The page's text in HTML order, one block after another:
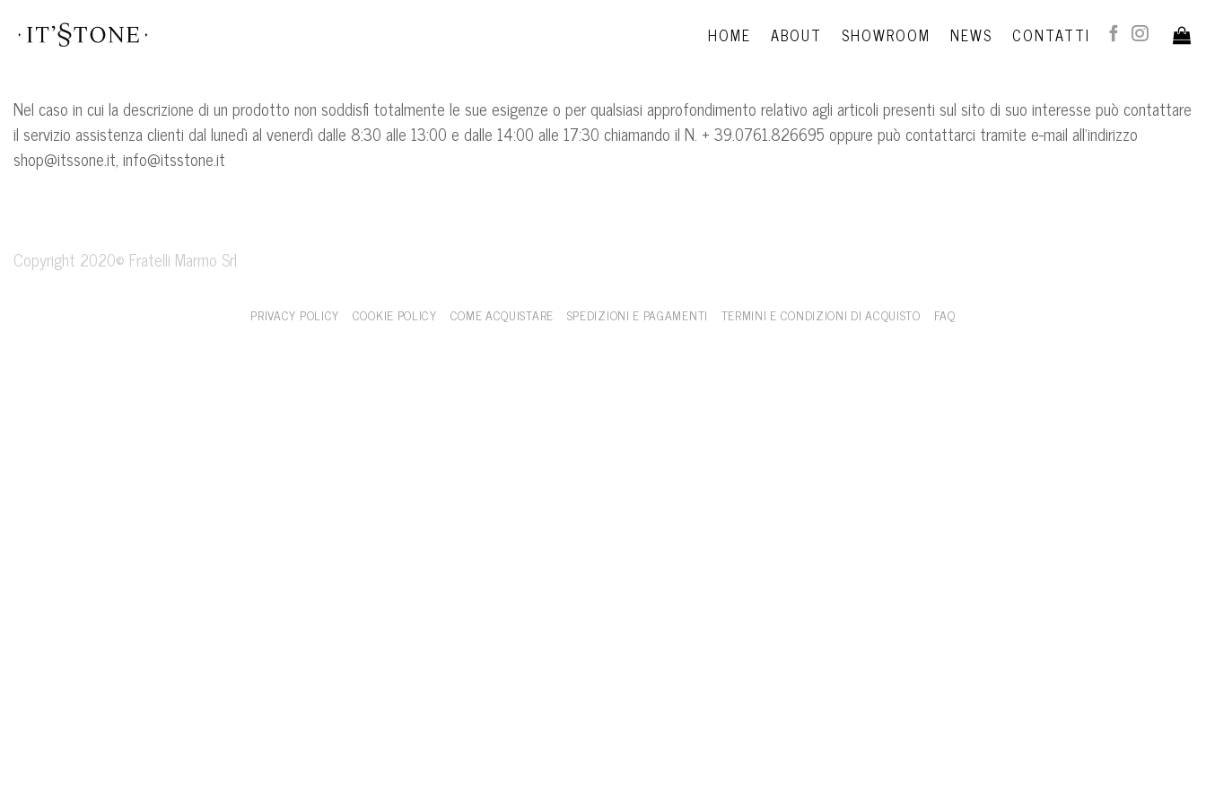
HOME ABOUT SHOWROOM NEWS CONTATTI
Nel caso in cui la descrizione di un prodotto non soddisfi totalmente le sue esigenze o per qualsiasi approfondimento relativo agli articoli presenti sul sito di suo interesse può contattare
il servizio assistenza clienti dal lunedì al venerdì dalle 8:30 alle 13:00 e dalle 14:00 alle 17:30 chiamando il N. + 39.0761.826695 oppure può contattarci tramite e-mail all’indirizzo
shop@itssone.it, info@itsstone.it
Copyright 2020© Fratelli Marmo Srl
PRIVACY POLICY COOKIE POLICY COME ACQUISTARE SPEDIZIONI E PAGAMENTI TERMINI E CONDIZIONI DI ACQUISTO FAQ